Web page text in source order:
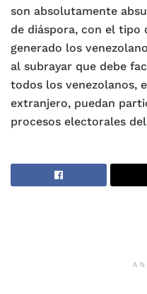
son absolutamente
de diáspora, con el tipo
generado los
al subrayar que debe
todos los venezolanos,
extranjero, puedan
procesos electorales